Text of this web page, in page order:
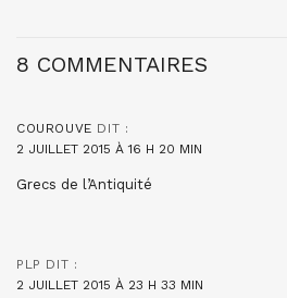
8 COMMENTAIRES
COUROUVE DIT :
2 JUILLET 2015 À 16 H 20 MIN
Grecs de l’Antiquité
PLP DIT :
2 JUILLET 2015 À 23 H 33 MIN